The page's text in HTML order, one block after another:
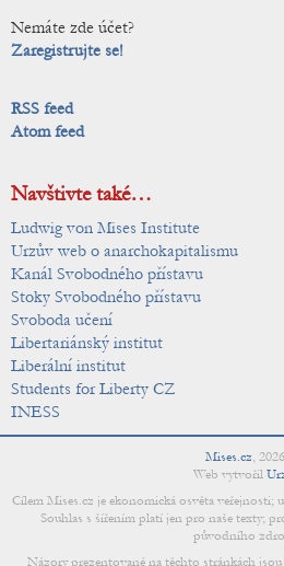
Nemáte zde účet?
Zaregistrujte se!
RSS feed
Atom feed
Navštivte také…
Ludwig von Mises Institute
Urzův web o anarchokapitalismu
Kanál Svobodného přístavu
Stoky Svobodného přístavu
Svoboda učení
Libertariánský institut
Liberální institut
Students for Liberty CZ
INESS
Mises.cz, 2026
Web vytvořil
Cílem Mises.cz je ekonomická osvěta veřejnosti;
Souhlas s šířením platí jen pro naše texty;
původního
Názory prezentované na těchto stránkách